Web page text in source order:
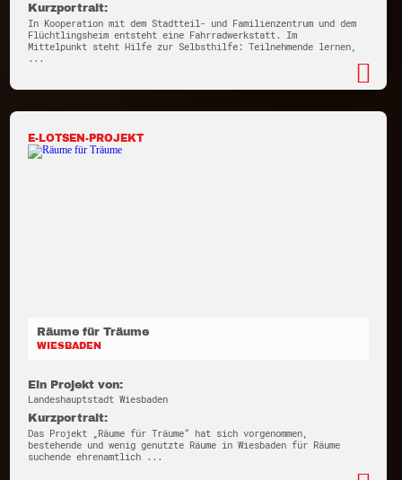
Kurzportrait:
In Kooperation mit dem Stadtteil- und Familienzentrum und dem
Flüchtlingsheim entsteht eine Fahrradwerkstatt. Im
Mittelpunkt steht Hilfe zur Selbsthilfe: Teilnehmende lernen,
...
E-LOTSEN-PROJEKT
Räume für Träume
WIESBADEN
Ein Projekt von:
Landeshauptstadt Wiesbaden
Kurzportrait:
Das Projekt „Räume für Träume“ hat sich vorgenommen,
bestehende und wenig genutzte Räume in Wiesbaden für Räume
suchende ehrenamtlich ...